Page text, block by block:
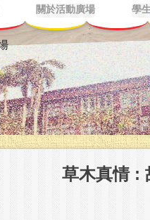
關於活動廣場 學
草木真情 :